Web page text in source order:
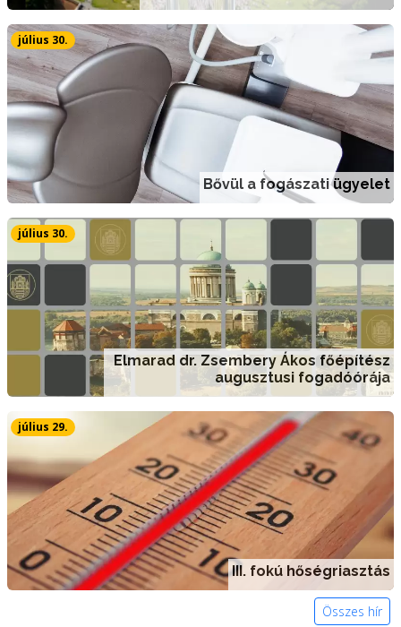
Bővül a fogászati ügyelet
július 30.
Elmarad dr. Zsembery Ákos főépítész
augusztusi fogadóórája
július 30.
III. fokú hőségriasztás
július 29.
Összes hír